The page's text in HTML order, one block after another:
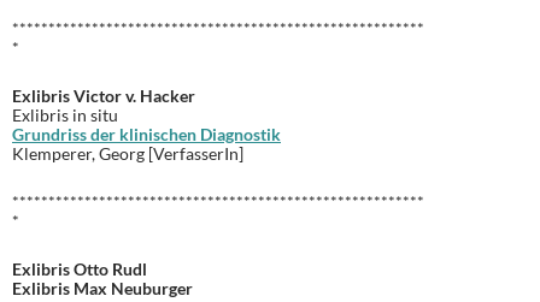
*********************************************************
*
Exlibris Victor v. Hacker
Exlibris in situ
Grundriss der klinischen Diagnostik
Klemperer, Georg [VerfasserIn]
*********************************************************
*
Exlibris Otto Rudl
Exlibris Max Neuburger